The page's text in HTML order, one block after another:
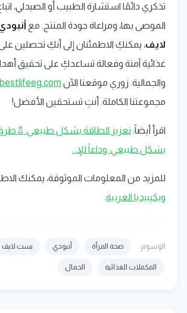
تذكري دائمًا استشارة الطبيب أو الصيدلي،
الموصى بها، ومراعاة جودة المنتج. مع
لايف، يمكنكِ الاطمئنان إلى أنكِ تحصلين
غذائية آمنة وفعالة تساعدكِ على تحقيق
والجمالية. زوري موقعنا الآن bestlifeeg.com
مجموعتنا الكاملة. أنتِ تستحقين الأفضل!
اقرأ أيضاً:
تعزيز
بشكل طبيعي: وداعاً للإ...
للمزيد من المعلومات الموثوقة، يمكنك
ويكيبيديا العربية.
الوسوم: صحة المرأة أنبودي بست لايف
المكملات الغذائية الجمال